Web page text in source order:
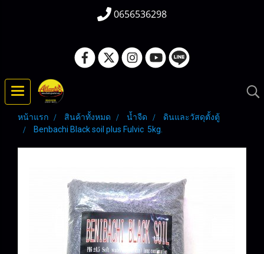
0656536298
หน้าแรก สินค้าทั้งหมด น้ำจืด
ดินและวัสดุตั้งตู้
Benbachi Black soil plus Fulvic 5kg.